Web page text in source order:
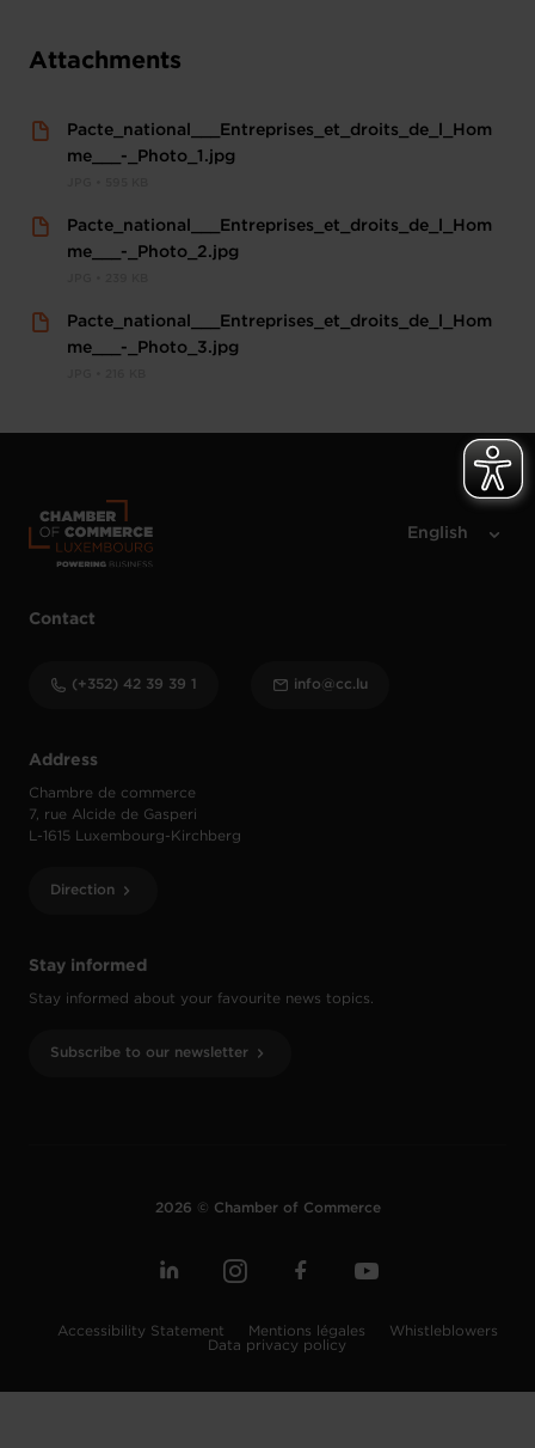
Attachments
Pacte_national___Entreprises_et_droits_de_l_Hom
me___-_Photo_1.jpg
Pacte_national___Entreprises_et_droits_de_l_Hom
me___-_Photo_2.jpg
Pacte_national___Entreprises_et_droits_de_l_Hom
me___-_Photo_3.jpg
Stay informed
Stay informed about your favourite news topics.
Subscribe to our newsletter
Address
Chambre de commerce
7, rue Alcide de Gasperi
L-1615 Luxembourg-Kirchberg
Direction
Contact
(+352) 42 39 39 1 info@cc.lu
2026 © Chamber of Commerce
Accessibility Statement Mentions légales
Whistleblowers
Data privacy policy